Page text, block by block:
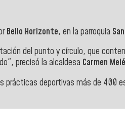
Bello Horizonte, en la parroquia
del punto y círculo, que
precisó la alcaldesa Carmen
prácticas deportivas más de